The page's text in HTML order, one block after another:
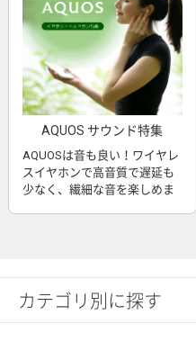
AQUOS サウンド特集
AQUOSは音も良い！ワイヤレ
スイヤホンで高音質で遅延も
少なく、繊細な音を楽しめま
カテゴリ別に探す